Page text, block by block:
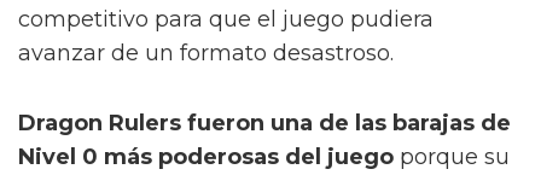
competitivo para que el juego pudiera
avanzar de un formato desastroso.
Dragon Rulers fueron una de las barajas de
Nivel 0 más poderosas del juego porque su